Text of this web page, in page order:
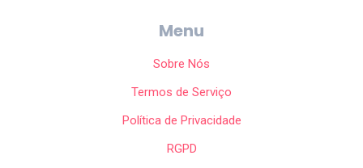
Menu
Sobre Nós
Termos de Serviço
Política de Privacidade
RGPD